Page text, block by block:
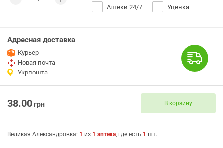
Аптеки 24/7 Уценка
Адресная доставка
Курьер
Новая почта
Укрпошта
38.00грн В корзину
Великая Александровка: 1 из 1 аптека, где есть 1 шт.